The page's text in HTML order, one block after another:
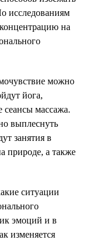
исследованиям
на
можно
йога,
сеансы массажа.
выплеснуть
занятия в
природе, а также
ситуации
эмоций и в
изменяется